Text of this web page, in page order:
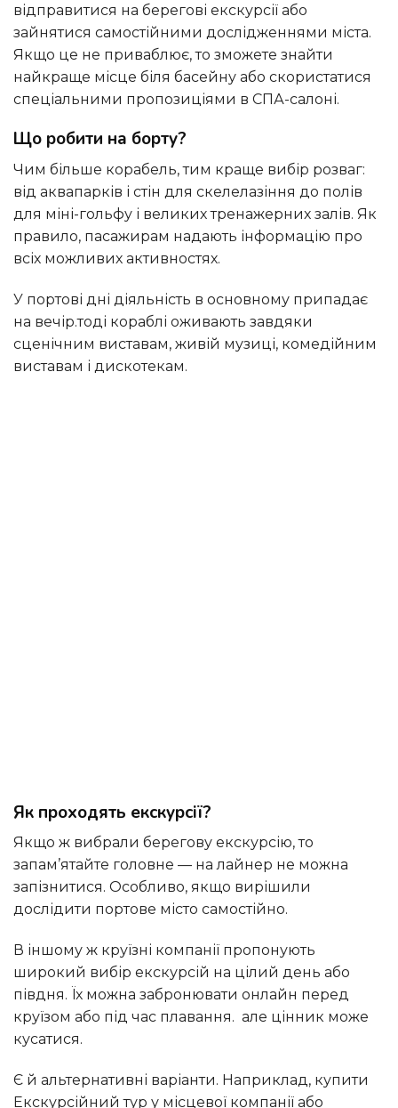
відправитися на берегові екскурсії або
зайнятися самостійними дослідженнями міста.
Якщо це не приваблює, то зможете знайти
найкраще місце біля басейну або скористатися
спеціальними пропозиціями в СПА-салоні.
Що робити на борту?
Чим більше корабель, тим краще вибір розваг:
від аквапарків і стін для скелелазіння до полів
для міні-гольфу і великих тренажерних залів. Як
правило, пасажирам надають інформацію про
всіх можливих активностях.
У портові дні діяльність в основному припадає
на вечір.тоді кораблі оживають завдяки
сценічним виставам, живій музиці, комедійним
виставам і дискотекам.
Як проходять екскурсії?
Якщо ж вибрали берегову екскурсію, то
запам’ятайте головне — на лайнер не можна
запізнитися. Особливо, якщо вирішили
дослідити портове місто самостійно.
В іншому ж круїзні компанії пропонують
широкий вибір екскурсій на цілий день або
півдня. Їх можна забронювати онлайн перед
круїзом або під час плавання. але цінник може
кусатися.
Є й альтернативні варіанти. Наприклад, купити
Екскурсійний тур у місцевої компанії або